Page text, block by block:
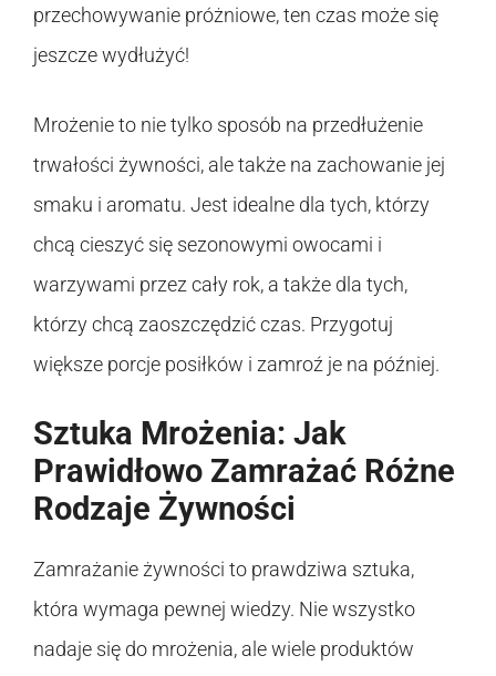
przechowywanie próżniowe, ten czas może się
jeszcze wydłużyć!
Mrożenie to nie tylko sposób na przedłużenie
trwałości żywności, ale także na zachowanie jej
smaku i aromatu. Jest idealne dla tych, którzy
chcą cieszyć się sezonowymi owocami i
warzywami przez cały rok, a także dla tych,
którzy chcą zaoszczędzić czas. Przygotuj
większe porcje posiłków i zamroź je na później.
Sztuka Mrożenia: Jak
Prawidłowo Zamrażać Różne
Rodzaje Żywności
Zamrażanie żywności to prawdziwa sztuka,
która wymaga pewnej wiedzy. Nie wszystko
nadaje się do mrożenia, ale wiele produktów